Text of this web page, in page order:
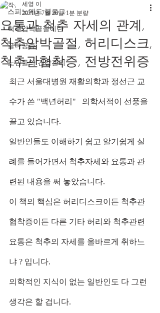
스피노메드 블로그
척추압박골절이란
골다공증
노인들의 건강관리
요통과 척추 자세의 관계,
척추압박골절, 허리디스크,
척추관협착증, 전방전위증
세영 이
2021년 7월 20일 1분 분량
최근 서울대병원 재활의학과 정선근 교
수가 쓴 "백년허리"   의학서적이 선풍을
끌고 있습니다.
일반인들도 이해하기 쉽고 알기쉽게 실
례를 들어가면서 척추자세와 요통과 관
련된 내용을 써 놓았습니다.
이 책의 핵심은 허리디스크이든 척추관
협착증이든 다른 기타 허리와 척추관련
요통은 척추의 자세를 올바르게 취하느
냐 ? 입니다.
의학적인 지식이 없는 일반인도 다 그런
생각은 할 겁니다.